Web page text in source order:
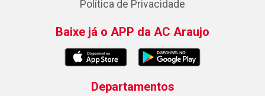
Política de Privacidade
Baixe já o APP da AC Araujo
Departamentos